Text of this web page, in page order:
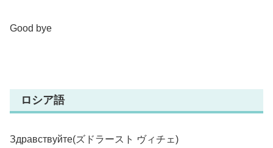
Good bye
ロシア語
Здравствуйте(ズドラースト ヴィチェ)